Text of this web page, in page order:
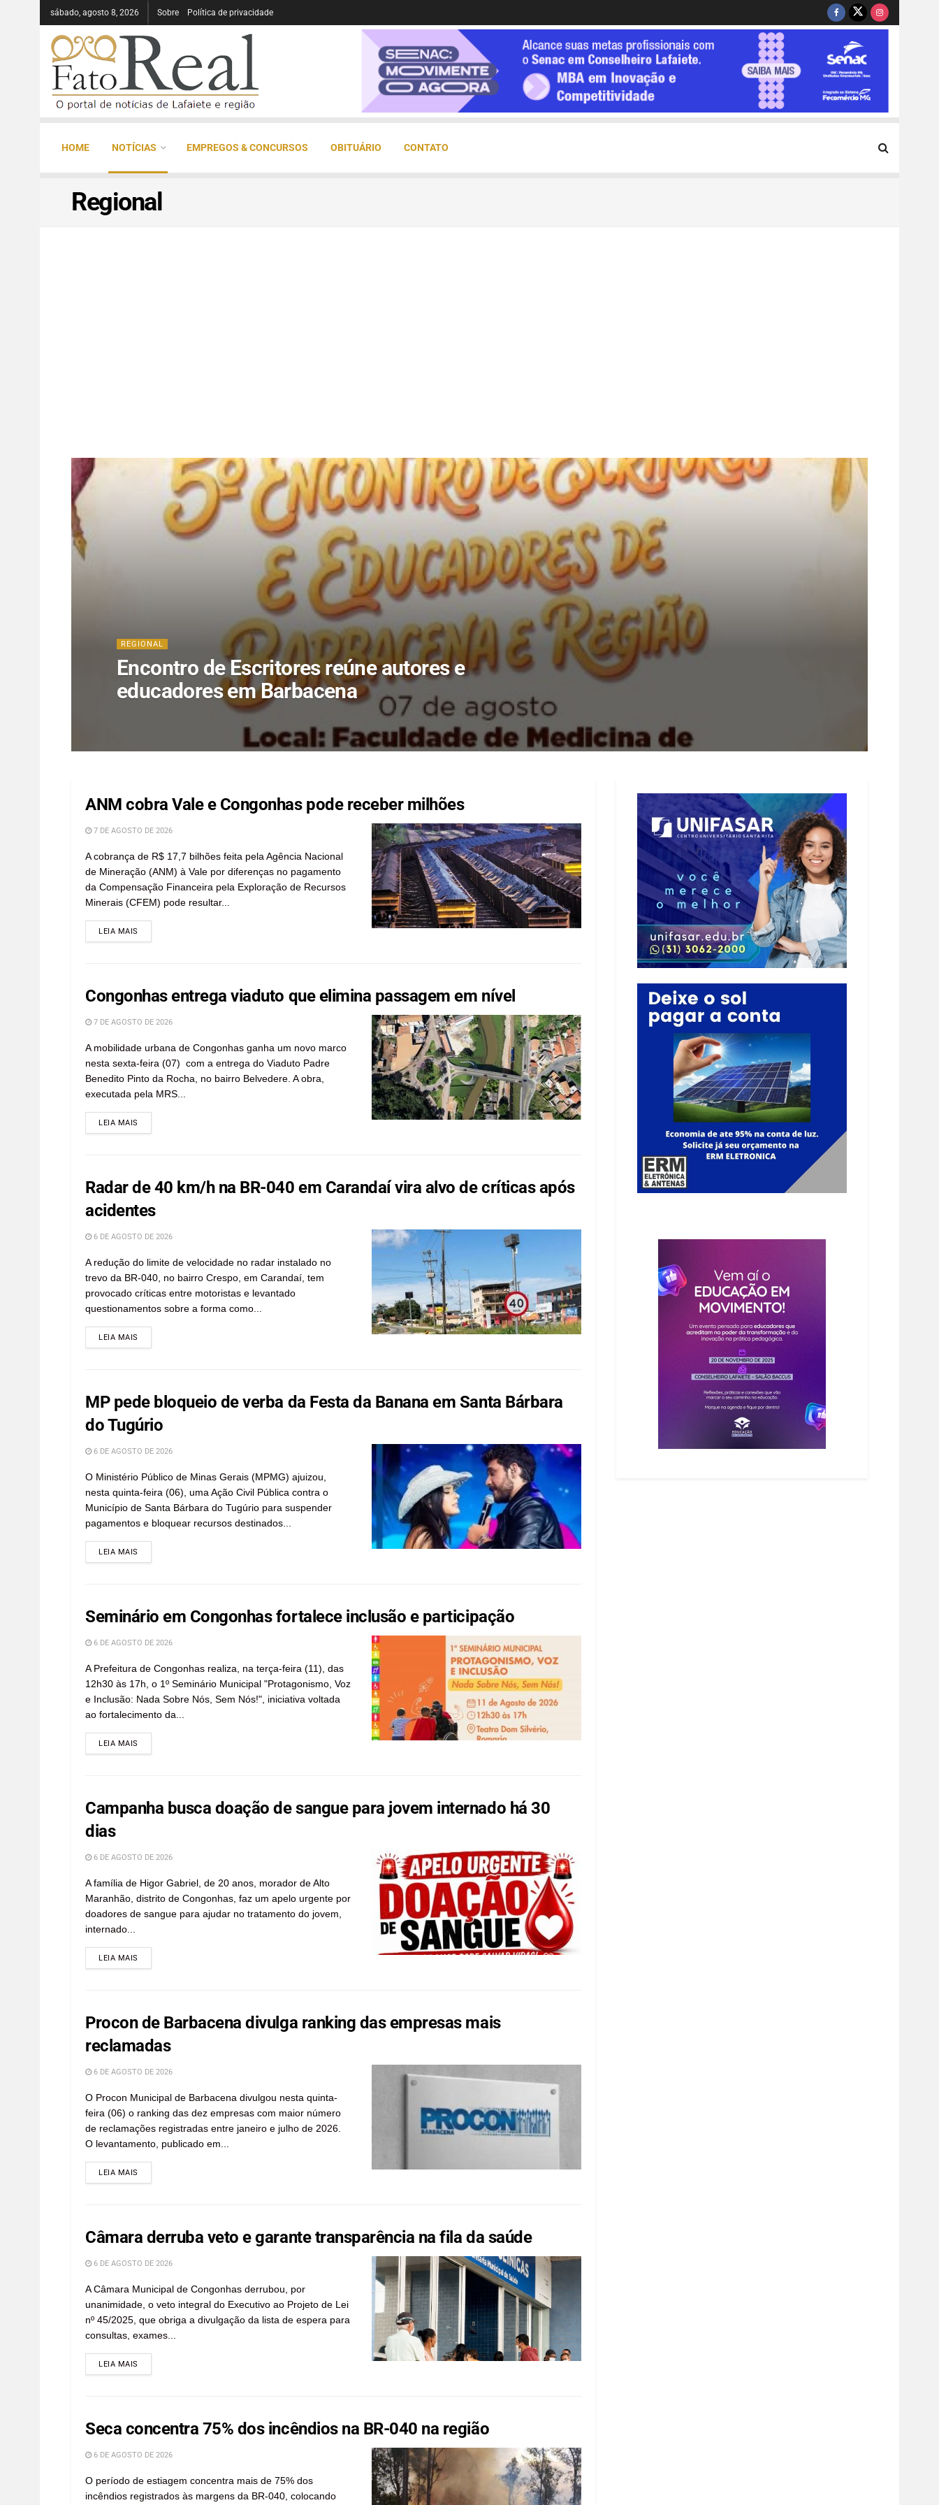
sábado, agosto 8, 2026 Sobre Política de privacidade
HOME NOTÍCIAS EMPREGOS & CONCURSOS OBITUÁRIO CONTATO
Regional
REGIONAL
Encontro de Escritores reúne autores e
educadores em Barbacena
ANM cobra Vale e Congonhas pode receber milhões
7 DE AGOSTO DE 2026
A cobrança de R$ 17,7 bilhões feita pela Agência Nacional
de Mineração (ANM) à Vale por diferenças no pagamento
da Compensação Financeira pela Exploração de Recursos
Minerais (CFEM) pode resultar...
LEIA MAIS
Congonhas entrega viaduto que elimina passagem em nível
7 DE AGOSTO DE 2026
A mobilidade urbana de Congonhas ganha um novo marco
nesta sexta-feira (07) com a entrega do Viaduto Padre
Benedito Pinto da Rocha, no bairro Belvedere. A obra,
executada pela MRS...
LEIA MAIS
Radar de 40 km/h na BR-040 em Carandaí vira alvo de críticas após
acidentes
6 DE AGOSTO DE 2026
A redução do limite de velocidade no radar instalado no
trevo da BR-040, no bairro Crespo, em Carandaí, tem
provocado críticas entre motoristas e levantado
questionamentos sobre a forma como...
LEIA MAIS
MP pede bloqueio de verba da Festa da Banana em Santa Bárbara
do Tugúrio
6 DE AGOSTO DE 2026
O Ministério Público de Minas Gerais (MPMG) ajuizou,
nesta quinta-feira (06), uma Ação Civil Pública contra o
Município de Santa Bárbara do Tugúrio para suspender
pagamentos e bloquear recursos destinados...
LEIA MAIS
Seminário em Congonhas fortalece inclusão e participação
6 DE AGOSTO DE 2026
A Prefeitura de Congonhas realiza, na terça-feira (11), das
12h30 às 17h, o 1º Seminário Municipal "Protagonismo, Voz
e Inclusão: Nada Sobre Nós, Sem Nós!", iniciativa voltada
ao fortalecimento da...
LEIA MAIS
Campanha busca doação de sangue para jovem internado há 30
dias
6 DE AGOSTO DE 2026
A família de Higor Gabriel, de 20 anos, morador de Alto
Maranhão, distrito de Congonhas, faz um apelo urgente por
doadores de sangue para ajudar no tratamento do jovem,
internado...
LEIA MAIS
Procon de Barbacena divulga ranking das empresas mais
reclamadas
6 DE AGOSTO DE 2026
O Procon Municipal de Barbacena divulgou nesta quinta-
feira (06) o ranking das dez empresas com maior número
de reclamações registradas entre janeiro e julho de 2026.
O levantamento, publicado em...
LEIA MAIS
Câmara derruba veto e garante transparência na fila da saúde
6 DE AGOSTO DE 2026
A Câmara Municipal de Congonhas derrubou, por
unanimidade, o veto integral do Executivo ao Projeto de Lei
nº 45/2025, que obriga a divulgação da lista de espera para
consultas, exames...
LEIA MAIS
Seca concentra 75% dos incêndios na BR-040 na região
6 DE AGOSTO DE 2026
O período de estiagem concentra mais de 75% dos
incêndios registrados às margens da BR-040, colocando